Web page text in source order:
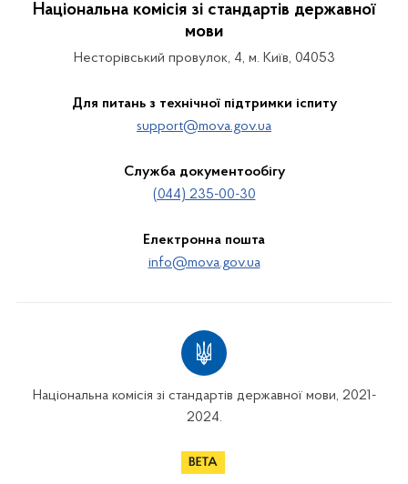
Національна комісія зі стандартів державної
мови
Несторівський провулок, 4, м. Київ, 04053
Для питань з технічної підтримки іспиту
support@mova.gov.ua
Служба документообігу
(044) 235-00-30
Електронна пошта
info@mova.gov.ua
Національна комісія зі стандартів державної мови, 2021-
2024.